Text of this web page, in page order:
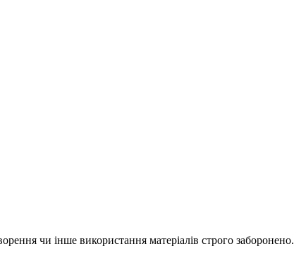
чи інше використання матеріалів строго заборонено.